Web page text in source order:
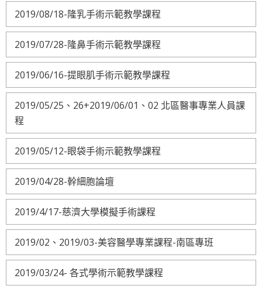
2019/08/18-隆乳手術示範教學課程
2019/07/28-隆鼻手術示範教學課程
2019/06/16-提眼肌手術示範教學課程
2019/05/25、26+2019/06/01、02 北區醫事專業人員課
程
2019/05/12-眼袋手術示範教學課程
2019/04/28-幹細胞論壇
2019/4/17-慈濟大學模擬手術課程
2019/02、2019/03-美容醫學專業課程-南區專班
2019/03/24- 各式學術示範教學課程